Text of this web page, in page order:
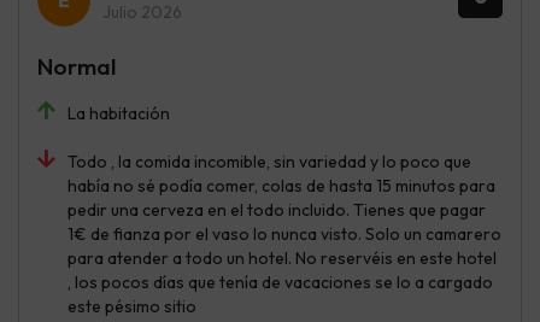
Julio 2026
La habitación
Todo , la comida incomible, sin variedad y lo poco que
había no sé podía comer, colas de hasta 15 minutos para
pedir una cerveza en el todo incluido. Tienes que pagar
1€ de fianza por el vaso lo nunca visto. Solo un camarero
para atender a todo un hotel. No reservéis en este hotel
, los pocos días que tenía de vacaciones se lo a cargado
este pésimo sitio
Normal